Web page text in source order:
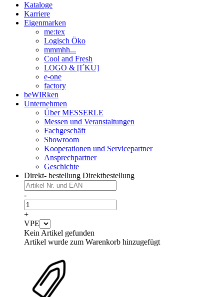
Kataloge
Karriere
Eigenmarken
me:tex
Logisch Öko
mmmhh...
Cool and Fresh
LOGO & [I´KU]
e-one
factory
beWIRken
Unternehmen
Über MESSERLE
Messen und Veranstaltungen
Fachgeschäft
Showroom
Kooperationen und Servicepartner
Ansprechpartner
Geschichte
Direkt- bestellung Direktbestellung
-
+
VPE
Kein Artikel gefunden
Artikel wurde zum Warenkorb hinzugefügt